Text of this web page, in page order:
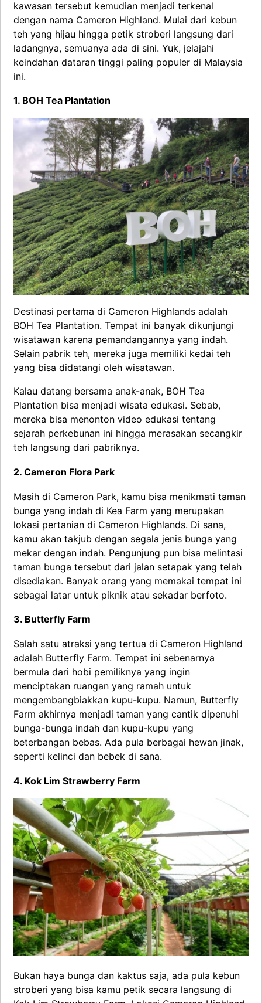
kawasan tersebut kemudian menjadi terkenal
dengan nama Cameron Highland. Mulai dari kebun
teh yang hijau hingga petik stroberi langsung dari
ladangnya, semuanya ada di sini. Yuk, jelajahi
keindahan dataran tinggi paling populer di Malaysia
ini.
1. BOH Tea Plantation
Destinasi pertama di Cameron Highlands adalah
BOH Tea Plantation. Tempat ini banyak dikunjungi
wisatawan karena pemandangannya yang indah.
Selain pabrik teh, mereka juga memiliki kedai teh
yang bisa didatangi oleh wisatawan.
Kalau datang bersama anak-anak, BOH Tea
Plantation bisa menjadi wisata edukasi. Sebab,
mereka bisa menonton video edukasi tentang
sejarah perkebunan ini hingga merasakan secangkir
teh langsung dari pabriknya.
2. Cameron Flora Park
Masih di Cameron Park, kamu bisa menikmati taman
bunga yang indah di Kea Farm yang merupakan
lokasi pertanian di Cameron Highlands. Di sana,
kamu akan takjub dengan segala jenis bunga yang
mekar dengan indah. Pengunjung pun bisa melintasi
taman bunga tersebut dari jalan setapak yang telah
disediakan. Banyak orang yang memakai tempat ini
sebagai latar untuk piknik atau sekadar berfoto.
3. Butterfly Farm
Salah satu atraksi yang tertua di Cameron Highland
adalah Butterfly Farm. Tempat ini sebenarnya
bermula dari hobi pemiliknya yang ingin
menciptakan ruangan yang ramah untuk
mengembangbiakkan kupu-kupu. Namun, Butterfly
Farm akhirnya menjadi taman yang cantik dipenuhi
bunga-bunga indah dan kupu-kupu yang
beterbangan bebas. Ada pula berbagai hewan jinak,
seperti kelinci dan bebek di sana.
4. Kok Lim Strawberry Farm
Bukan haya bunga dan kaktus saja, ada pula kebun
stroberi yang bisa kamu petik secara langsung di